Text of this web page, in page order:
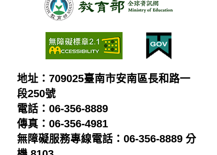
地址：709025臺南市安南區長和路一
段250號
電話：06-356-8889
傳真：06-356-4981
無障礙服務專線電話：06-356-8889 分